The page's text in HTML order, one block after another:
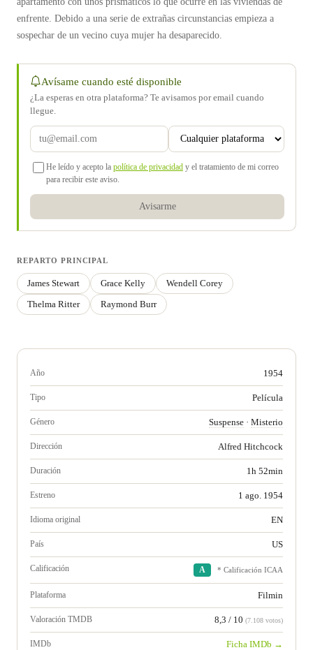
enfrente. Debido a una serie de extrañas circunstancias empieza a
sospechar de un vecino cuya mujer ha desaparecido.
Avísame cuando esté disponible
¿La esperas en otra plataforma? Te avisamos por email cuando
llegue.
He leído y acepto la política de privacidad y el tratamiento de mi correo
para recibir este aviso.
Avisarme
REPARTO PRINCIPAL
James Stewart Grace Kelly
Wendell Corey
Thelma Ritter
Raymond Burr
Año 1954
Tipo Película
Género Suspense · Misterio
Dirección Alfred Hitchcock
Duración 1h 52min
Estreno 1 ago. 1954
Idioma original EN
País US
Calificación A * Calificación ICAA
Plataforma Filmin
Valoración TMDB 8,3 / 10 (7.108 votos)
IMDb Ficha IMDb →